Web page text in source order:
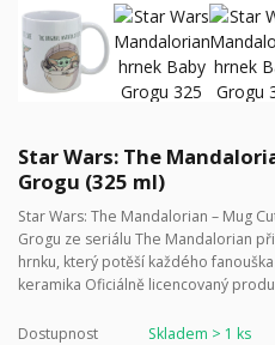
Star Wars: The
Grogu (325 ml)
Star Wars: The Mandalorian – Mug
Grogu ze seriálu The Mandalorian
hrnku, který potěší každého
keramika Oficiálně licencovaný
Dostupnost
Skladem > 1 ks